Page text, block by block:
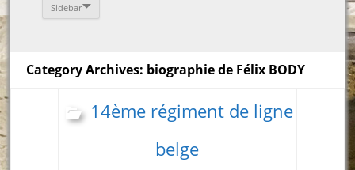
Sidebar
Category Archives: biographie de Félix BODY
14ème régiment de ligne
belge